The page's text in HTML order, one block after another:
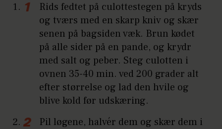
Rids fedtet på culottestegen på kryds
og tværs med en skarp kniv og skær
senen på bagsiden væk. Brun kødet
på alle sider på en pande, og krydr
med salt og peber. Steg culotten i
ovnen 35-40 min. ved 200 grader alt
efter størrelse og lad den hvile og
blive kold før udskæring.
Pil løgene, halvér dem og skær dem i